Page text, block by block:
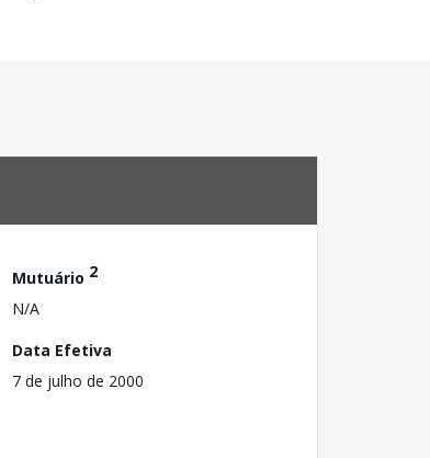
Mutuário 2
N/A
Data Efetiva
7 de julho de 2000